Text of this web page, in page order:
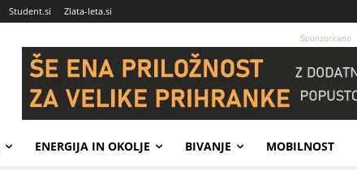
Student.si Zlata-leta.si
Sponzorirano
ENERGIJA IN OKOLJE BIVANJE MOBILNOST